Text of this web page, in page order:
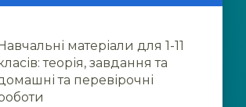
матеріали для 1-11
теорія, завдання та
та перевірочні